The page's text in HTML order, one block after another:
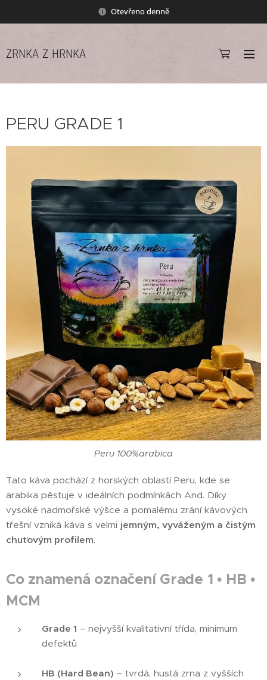
Otevřeno denně
ZRNKA Z HRNKA
PERU GRADE 1
Peru 100%arabica
Tato káva pochází z horských oblastí Peru, kde se
arabika pěstuje v ideálních podmínkách And. Díky
vysoké nadmořské výšce a pomalému zrání kávových
třešní vzniká káva s velmi jemným, vyváženým a čistým
chuťovým profilem.
Co znamená označení Grade 1 • HB •
MCM
Grade 1 – nejvyšší kvalitativní třída, minimum
defektů
HB (Hard Bean) – tvrdá, hustá zrna z vyšších